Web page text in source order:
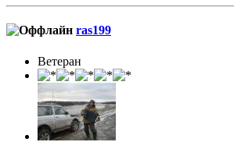
ras199
Ветеран